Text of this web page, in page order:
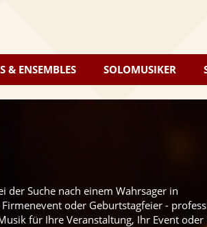
& ENSEMBLES SOLOMUSIKER
der Suche nach einem Wahrsager in
oder Geburtstagfeier -
für Ihre Veranstaltung, Ihr Event oder